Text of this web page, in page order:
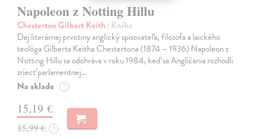
Napoleon z Notting Hillu
Chesterton Gilbert Keith | Kniha
Dej literárnej prvotiny anglický spisovateľa, filozofa a laického
teológa Gilberta Keitha Chestertona (1874 – 1936) Napoleon z
Notting Hillu sa odohráva v roku 1984, keď sa Angličania rozhodli
zriecť parlamentnej…
Na sklade ?
15,19 €
15,99 € ?